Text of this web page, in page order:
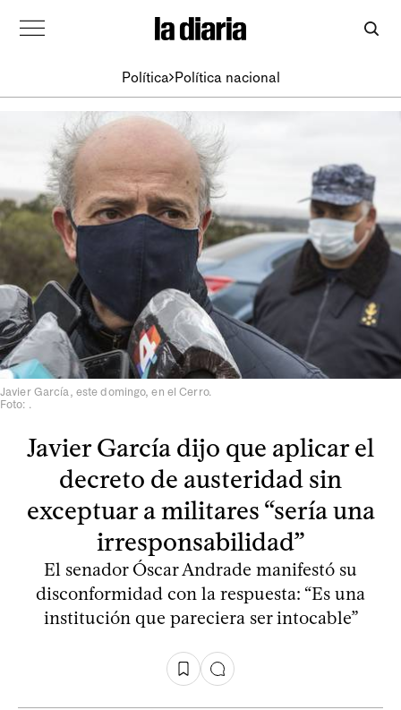
Política Política nacional
Javier García, este domingo, en el Cerro.
Foto: .
Javier García dijo que aplicar el
decreto de austeridad sin
exceptuar a militares “sería una
irresponsabilidad”
El senador Óscar Andrade manifestó su
disconformidad con la respuesta: “Es una
institución que pareciera ser intocable”